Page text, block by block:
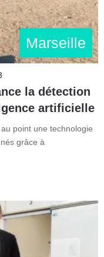
Marseille
la détection
artificielle
point une technologie
grâce à